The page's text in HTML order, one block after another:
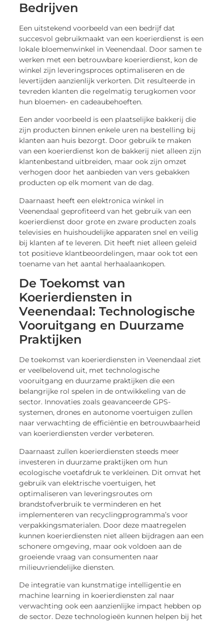
Bedrijven
Een uitstekend voorbeeld van een bedrijf dat
succesvol gebruikmaakt van een koerierdienst is een
lokale bloemenwinkel in Veenendaal. Door samen te
werken met een betrouwbare koerierdienst, kon de
winkel zijn leveringsproces optimaliseren en de
levertijden aanzienlijk verkorten. Dit resulteerde in
tevreden klanten die regelmatig terugkomen voor
hun bloemen- en cadeaubehoeften.
Een ander voorbeeld is een plaatselijke bakkerij die
zijn producten binnen enkele uren na bestelling bij
klanten aan huis bezorgt. Door gebruik te maken
van een koerierdienst kon de bakkerij niet alleen zijn
klantenbestand uitbreiden, maar ook zijn omzet
verhogen door het aanbieden van vers gebakken
producten op elk moment van de dag.
Daarnaast heeft een elektronica winkel in
Veenendaal geprofiteerd van het gebruik van een
koerierdienst door grote en zware producten zoals
televisies en huishoudelijke apparaten snel en veilig
bij klanten af te leveren. Dit heeft niet alleen geleid
tot positieve klantbeoordelingen, maar ook tot een
toename van het aantal herhaalaankopen.
De Toekomst van
Koerierdiensten in
Veenendaal: Technologische
Vooruitgang en Duurzame
Praktijken
De toekomst van koerierdiensten in Veenendaal ziet
er veelbelovend uit, met technologische
vooruitgang en duurzame praktijken die een
belangrijke rol spelen in de ontwikkeling van de
sector. Innovaties zoals geavanceerde GPS-
systemen, drones en autonome voertuigen zullen
naar verwachting de efficiëntie en betrouwbaarheid
van koerierdiensten verder verbeteren.
Daarnaast zullen koerierdiensten steeds meer
investeren in duurzame praktijken om hun
ecologische voetafdruk te verkleinen. Dit omvat het
gebruik van elektrische voertuigen, het
optimaliseren van leveringsroutes om
brandstofverbruik te verminderen en het
implementeren van recyclingprogramma’s voor
verpakkingsmaterialen. Door deze maatregelen
kunnen koerierdiensten niet alleen bijdragen aan een
schonere omgeving, maar ook voldoen aan de
groeiende vraag van consumenten naar
milieuvriendelijke diensten.
De integratie van kunstmatige intelligentie en
machine learning in koerierdiensten zal naar
verwachting ook een aanzienlijke impact hebben op
de sector. Deze technologieën kunnen helpen bij het